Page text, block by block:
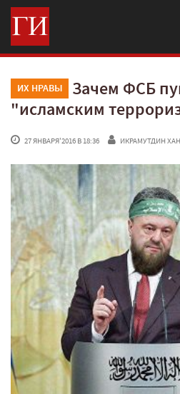
ИХ НРАВЫ
Зачем ФСБ
"исламским
27 ЯНВАРЯ'2016 В 18:36 ИКРАМУТДИН ХАН